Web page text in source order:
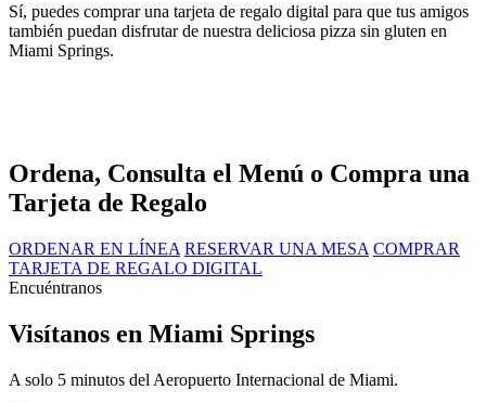
Sí, puedes comprar una tarjeta de regalo digital para que tus amigos
también puedan disfrutar de nuestra deliciosa pizza sin gluten en
Miami Springs.
Ordena, Consulta el Menú o Compra una
Tarjeta de Regalo
ORDENAR EN LÍNEA RESERVAR UNA MESA COMPRAR
TARJETA DE REGALO DIGITAL
Encuéntranos
Visítanos en Miami Springs
A solo 5 minutos del Aeropuerto Internacional de Miami.